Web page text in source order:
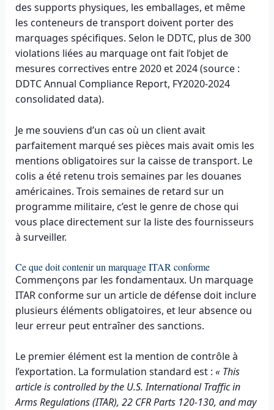
des supports physiques, les emballages, et même
les conteneurs de transport doivent porter des
marquages spécifiques. Selon le DDTC, plus de 300
violations liées au marquage ont fait l’objet de
mesures correctives entre 2020 et 2024 (source :
DDTC Annual Compliance Report, FY2020-2024
consolidated data).
Je me souviens d’un cas où un client avait
parfaitement marqué ses pièces mais avait omis les
mentions obligatoires sur la caisse de transport. Le
colis a été retenu trois semaines par les douanes
américaines. Trois semaines de retard sur un
programme militaire, c’est le genre de chose qui
vous place directement sur la liste des fournisseurs
à surveiller.
Ce que doit contenir un marquage ITAR conforme
Commençons par les fondamentaux. Un marquage
ITAR conforme sur un article de défense doit inclure
plusieurs éléments obligatoires, et leur absence ou
leur erreur peut entraîner des sanctions.
Le premier élément est la mention de contrôle à
l’exportation. La formulation standard est : « This
article is controlled by the U.S. International Traffic in
Arms Regulations (ITAR), 22 CFR Parts 120-130, and may